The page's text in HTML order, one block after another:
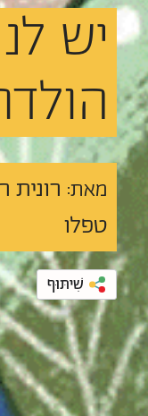
יש
מאת: רונית
טפלו
שִׁיתּוּף